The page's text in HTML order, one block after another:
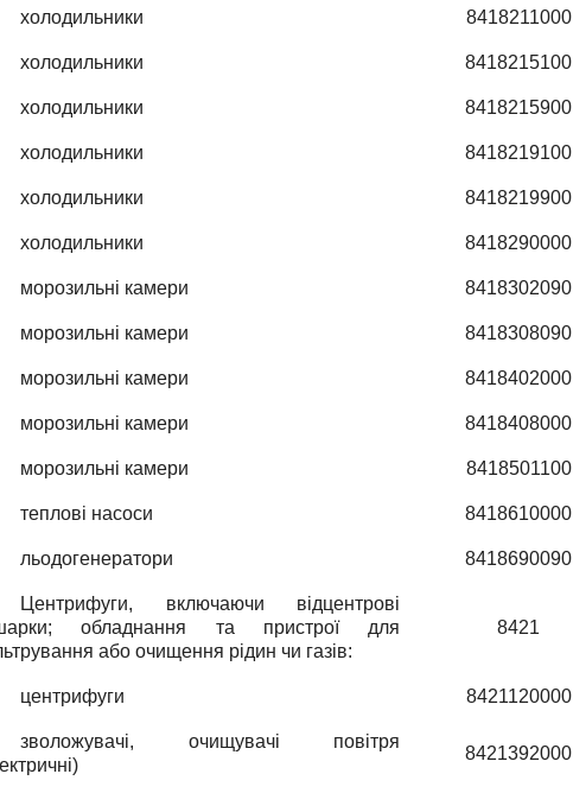
холодильники 8418211000
холодильники 8418215100
холодильники 8418215900
холодильники 8418219100
холодильники 8418219900
холодильники 8418290000
морозильні камери 8418302090
морозильні камери 8418308090
морозильні камери 8418402000
морозильні камери 8418408000
морозильні камери 8418501100
теплові насоси 8418610000
льодогенератори 8418690090
Центрифуги, включаючи вiдцентровi
обладнання та пристрої для
або очищення рiдин чи газiв:
8421
центрифуги 8421120000
зволожувачі, очищувачі повітря
8421392000